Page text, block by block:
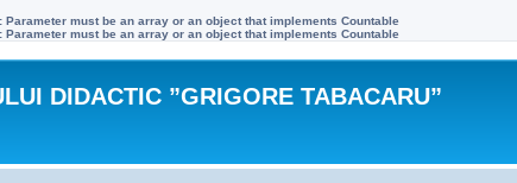
Parameter must be an array or an object that implements Countable
Parameter must be an array or an object that implements Countable
DIDACTIC ”GRIGORE TABACARU”